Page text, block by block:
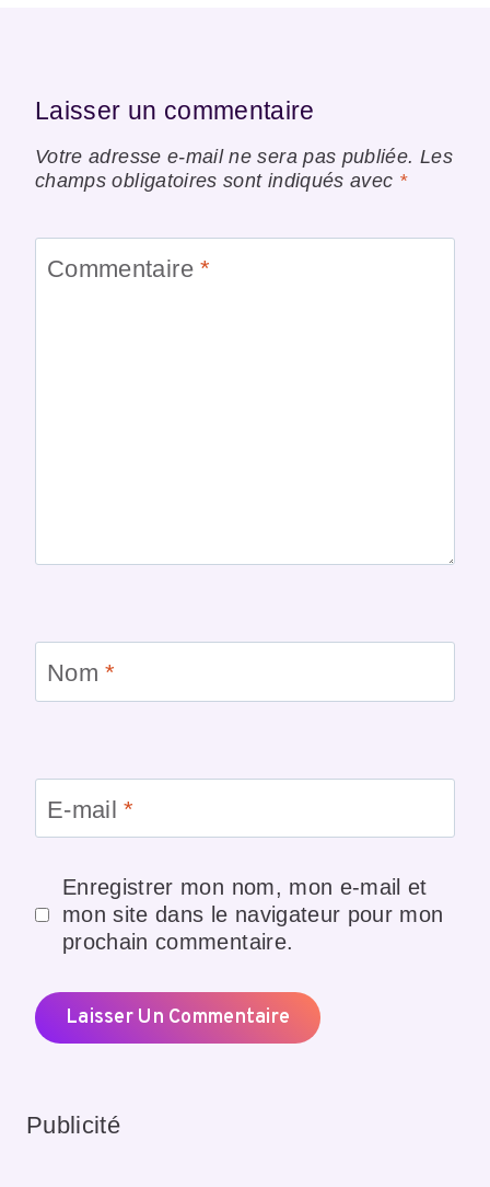
Laisser un commentaire
Votre adresse e-mail ne sera pas publiée. Les
champs obligatoires sont indiqués avec *
Commentaire*
Nom*
E-mail*
Enregistrer mon nom, mon e-mail et
mon site dans le navigateur pour mon
prochain commentaire.
Publicité